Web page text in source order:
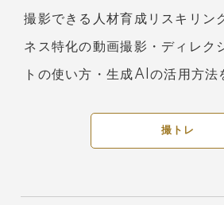
撮影できる人材育成リスキリン
ネス特化の動画撮影・ディレク
トの使い方・生成AIの活用方法
撮トレ